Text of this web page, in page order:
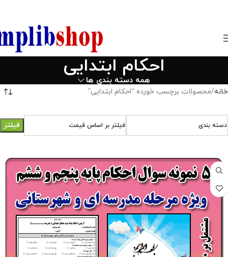
احکام ابتدایی
همه دسته بندی ها
خانه محصولات برچسب خورده “احکام ابتدایی”
دسته بندی فیلتر بر اساس قیمت فیلتر